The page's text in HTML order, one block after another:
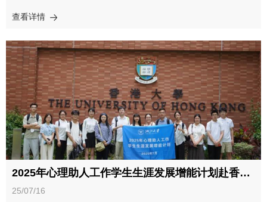
能。第五期｜开花•探寻森林的呼吸启真湖畔，一场以信任为纽带
沉浸式探索自然，触摸草木肌理、感受森林脉搏，唤醒感官敏感
度，获得多元感受。第六期｜结果•时光琥珀花艺书签团体托举凝
聚协作力量，树叶书签定格生命瞬间。同学们在协作互动中体验团
体的力量，于限定框架内自由组合，感受自然的寥落之美，也习得
对永恒的重新建构与叙事。第七期｜凋落•生命的叙述诗以接龙连
环画书写心中故事，用文字果实拼贴生命诗行。在叙事与拼贴中镌
刻生命起承转合，化作自我叙事的温暖载体。第八期｜重生与传承
•我们的再相遇借毛线交织拓印时光脉络，以画笔彩绘团体温暖点
滴。围坐分享从拘谨到不舍的蜕变，让真诚话语为旅程注脚，以告
别开启新的相遇。二、团体成员感悟分享从 “萌芽” 阶段的好奇试
探，到 “扎根” 时期的深度探索，再到 “生长绽放” 的自在联结，终
至 “凋落重生” 的叙事沉淀与温柔告别。每一期都紧扣 “自然 + 艺术
+ 心理成长” 的核心元素，让同学们在沉浸式体验中，逐步体验自
查看详情
2025年心理助人工作学生生涯发展增能计划赴香港访学顺利完成
25/07/16